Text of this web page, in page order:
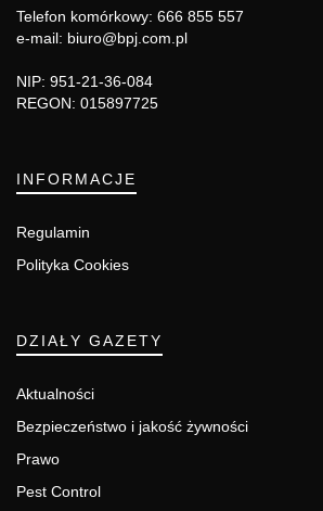
Telefon komórkowy: 666 855 557
e-mail: biuro@bpj.com.pl
NIP: 951-21-36-084
REGON: 015897725
INFORMACJE
Regulamin
Polityka Cookies
DZIAŁY GAZETY
Aktualności
Bezpieczeństwo i jakość żywności
Prawo
Pest Control